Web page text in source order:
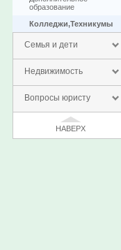
образование
Колледжи,Техникумы
Семья и дети
Недвижимость
Вопросы юристу
НАВЕРХ